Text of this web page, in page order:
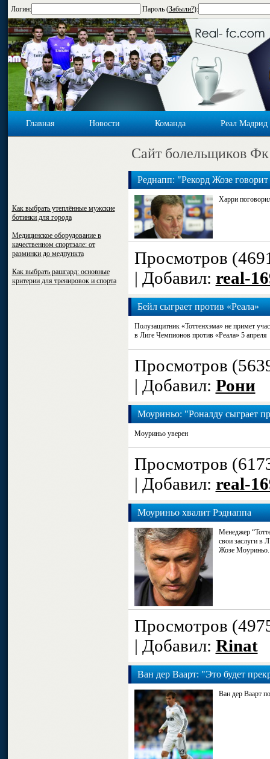
Логин: Пароль (Забыли?):
Главная Новости Команда Реал Мадрид
Cайт болельщиков
Как выбрать утеплённые мужские
ботинки для города
Медицинское оборудование в
качественном спортзале: от
разминки до медпункта
Как выбрать рашгард: основные
критерии для тренировок и спорта
Реднапп: "Рекорд Жозе говорит
Харри
Просмотров
| Добавил: real-
Бейл сыграет против «Реала»
Полузащитник «Тоттенхэма» не примет
в Лиге Чемпионов против «Реала» 5 апреля
Просмотров
| Добавил: Рони
Моуриньо: "Роналду сыграет
Моуриньо уверен
Просмотров
| Добавил: real-
Моуриньо хвалит Рэднаппа
Менеджер
свои заслуги в
Жозе Моуриньо.
Просмотров
| Добавил: Rinat
Ван дер Ваарт: "Это будет
Ван дер Ваарт